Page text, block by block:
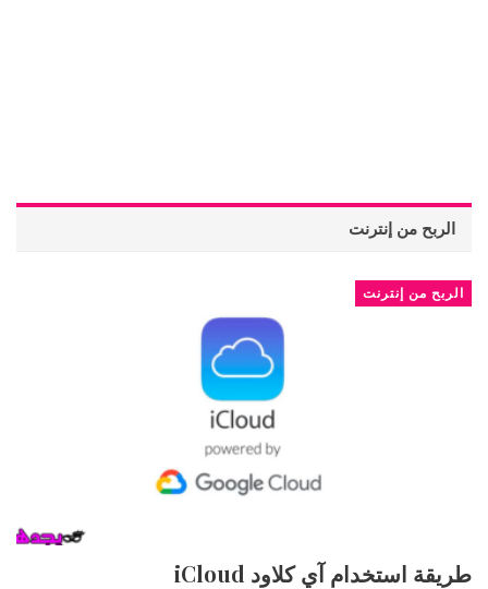
الربح من إنترنت
الربح من إنترنت
طريقة استخدام آي كلاود iCloud